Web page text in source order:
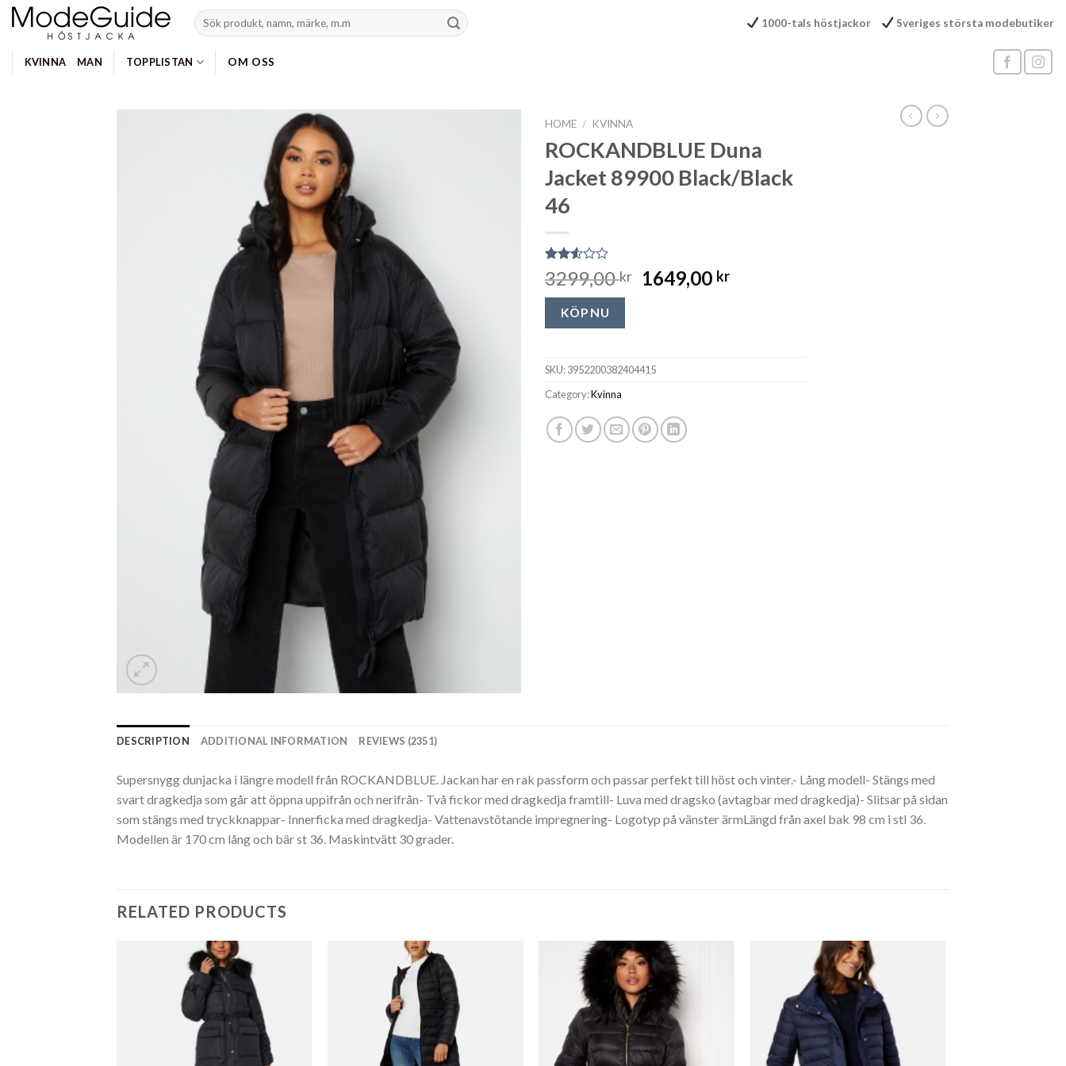
Skip
content
Search
for:
1000-tals höstjackor Sveriges största modebutiker
KVINNA MAN TOPPLISTAN OM OSS
HOME / KVINNA
ROCKANDBLUE Duna
Jacket 89900 Black/Black
46
Rated
2.51
out
of 5
2351
ratings
3299,00kr 1649,00 kr
KÖP NU
SKU:3952200382404415
Category:Kvinna
DESCRIPTION ADDITIONAL INFORMATION REVIEWS (2351)
Supersnygg dunjacka i längre modell från ROCKANDBLUE. Jackan har en rak passform och passar perfekt till höst och vinter.- Lång modell- Stängs med
svart dragkedja som går att öppna uppifrån och nerifrån- Två fickor med dragkedja framtill- Luva med dragsko (avtagbar med dragkedja)- Slitsar på sidan
som stängs med tryckknappar- Innerficka med dragkedja- Vattenavstötande impregnering- Logotyp på vänster ärmLängd från axel bak 98 cm i stl 36.
Modellen är 170 cm lång och bär st 36. Maskintvätt 30 grader.
RELATED PRODUCTS